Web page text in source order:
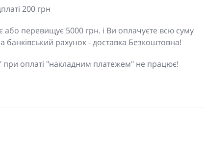
200 грн
перевищує 5000 грн. і Ви оплачуєте всю суму
рахунок - доставка Безкоштовна!
при оплаті "накладним платежем" не працює!